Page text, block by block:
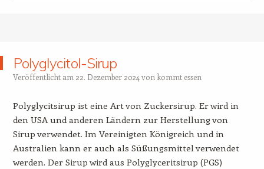
Polyglycitol-Sirup
Veröffentlicht am 22. Dezember 2024 von kommt essen
Polyglycitsirup ist eine Art von Zuckersirup. Er wird in
den USA und anderen Ländern zur Herstellung von
Sirup verwendet. Im Vereinigten Königreich und in
Australien kann er auch als Süßungsmittel verwendet
werden. Der Sirup wird aus Polyglyceritsirup (PGS)